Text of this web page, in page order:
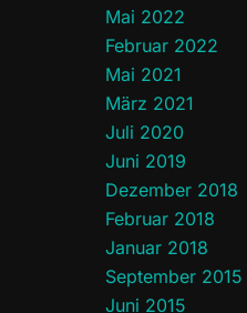
Mai 2022
Februar 2022
Mai 2021
März 2021
Juli 2020
Juni 2019
Dezember 2018
Februar 2018
Januar 2018
September 2015
Juni 2015